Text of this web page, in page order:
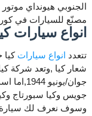
مصنّع للسيارات في
انواع سيارات
تتعدد انواع سيارات كيا
شعار كيا ,وتعد شركة
جوان/
جويس وكيا سبورتاج
وسوف نعرف لك